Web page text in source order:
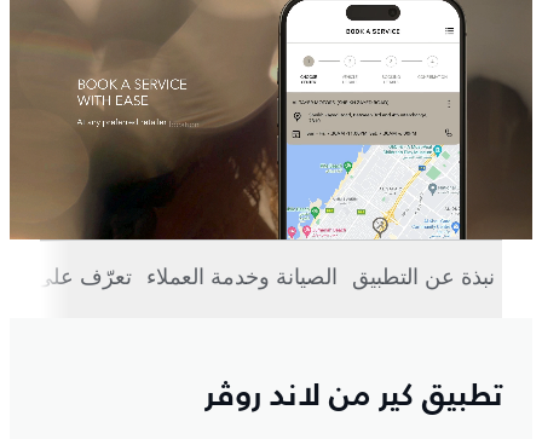
نبذة عن التطبيق الصيانة وخدمة العملاء تعرّف على
تطبيق كير من لاند روڤر